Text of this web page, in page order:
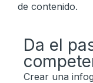
de contenido.
Da el
Crear una